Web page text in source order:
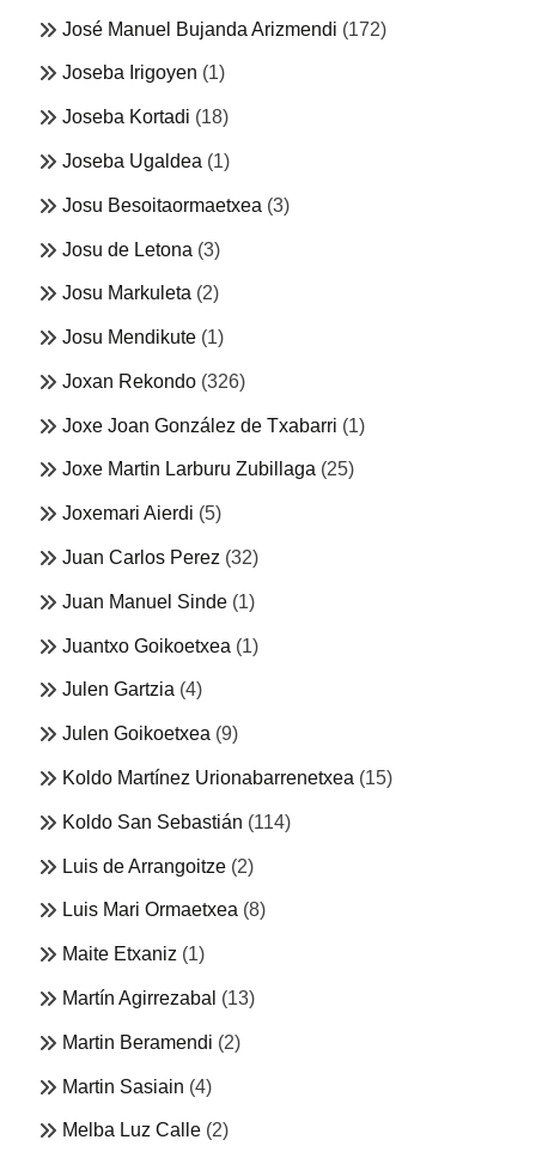
José Manuel Bujanda Arizmendi (172)
Joseba Irigoyen (1)
Joseba Kortadi (18)
Joseba Ugaldea (1)
Josu Besoitaormaetxea (3)
Josu de Letona (3)
Josu Markuleta (2)
Josu Mendikute (1)
Joxan Rekondo (326)
Joxe Joan González de Txabarri (1)
Joxe Martin Larburu Zubillaga (25)
Joxemari Aierdi (5)
Juan Carlos Perez (32)
Juan Manuel Sinde (1)
Juantxo Goikoetxea (1)
Julen Gartzia (4)
Julen Goikoetxea (9)
Koldo Martínez Urionabarrenetxea (15)
Koldo San Sebastián (114)
Luis de Arrangoitze (2)
Luis Mari Ormaetxea (8)
Maite Etxaniz (1)
Martín Agirrezabal (13)
Martin Beramendi (2)
Martin Sasiain (4)
Melba Luz Calle (2)